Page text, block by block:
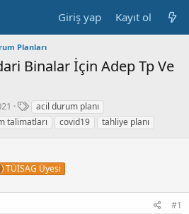
Giriş yap Kayıt ol
Planları
Binalar İçin Adep Tp Ve
E
t
i
t
e
acil durum planı
talimatları covid19 tahliye planı
TÜİSAG Üyesi
#1